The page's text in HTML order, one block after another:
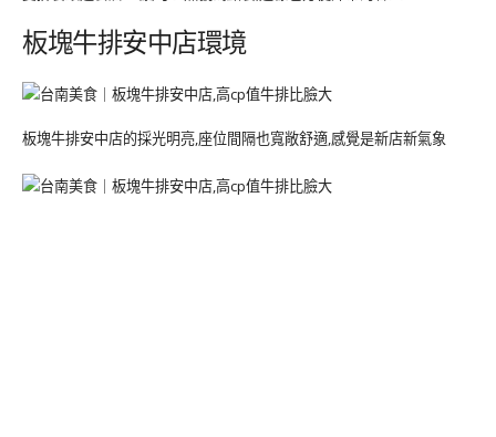
板塊牛排安中店環境
板塊牛排安中店的採光明亮,座位間隔也寬敞舒適,感覺是新店新氣象